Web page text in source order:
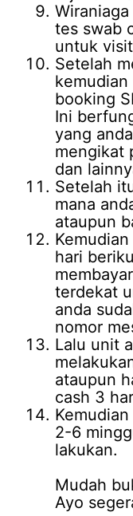
tes swab
untuk
Setelah
booking
Ini
yang
mengikat
dan
Setelah
mana
ataupun
hari
terdekat
anda
nomor
Lalu unit
ataupun
cash 3
2-6
lakukan.
Mudah
Ayo